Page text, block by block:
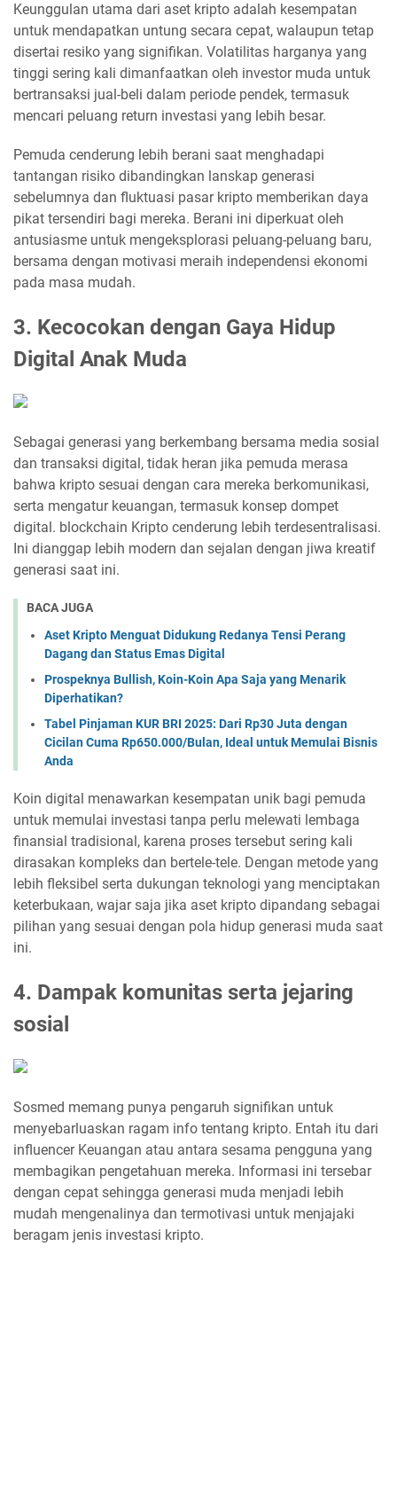
Keunggulan utama dari aset kripto adalah kesempatan
untuk mendapatkan untung secara cepat, walaupun tetap
disertai resiko yang signifikan. Volatilitas harganya yang
tinggi sering kali dimanfaatkan oleh investor muda untuk
bertransaksi jual-beli dalam periode pendek, termasuk
mencari peluang return investasi yang lebih besar.
Pemuda cenderung lebih berani saat menghadapi
tantangan risiko dibandingkan lanskap generasi
sebelumnya dan fluktuasi pasar kripto memberikan daya
pikat tersendiri bagi mereka. Berani ini diperkuat oleh
antusiasme untuk mengeksplorasi peluang-peluang baru,
bersama dengan motivasi meraih independensi ekonomi
pada masa mudah.
3. Kecocokan dengan Gaya Hidup
Digital Anak Muda
Sebagai generasi yang berkembang bersama media sosial
dan transaksi digital, tidak heran jika pemuda merasa
bahwa kripto sesuai dengan cara mereka berkomunikasi,
serta mengatur keuangan, termasuk konsep dompet
digital. blockchain Kripto cenderung lebih terdesentralisasi.
Ini dianggap lebih modern dan sejalan dengan jiwa kreatif
generasi saat ini.
BACA JUGA
Aset Kripto Menguat Didukung Redanya Tensi Perang
Dagang dan Status Emas Digital
Prospeknya Bullish, Koin-Koin Apa Saja yang Menarik
Diperhatikan?
Tabel Pinjaman KUR BRI 2025: Dari Rp30 Juta dengan
Cicilan Cuma Rp650.000/Bulan, Ideal untuk Memulai Bisnis
Anda
Koin digital menawarkan kesempatan unik bagi pemuda
untuk memulai investasi tanpa perlu melewati lembaga
finansial tradisional, karena proses tersebut sering kali
dirasakan kompleks dan bertele-tele. Dengan metode yang
lebih fleksibel serta dukungan teknologi yang menciptakan
keterbukaan, wajar saja jika aset kripto dipandang sebagai
pilihan yang sesuai dengan pola hidup generasi muda saat
ini.
4. Dampak komunitas serta jejaring
sosial
Sosmed memang punya pengaruh signifikan untuk
menyebarluaskan ragam info tentang kripto. Entah itu dari
influencer Keuangan atau antara sesama pengguna yang
membagikan pengetahuan mereka. Informasi ini tersebar
dengan cepat sehingga generasi muda menjadi lebih
mudah mengenalinya dan termotivasi untuk menjajaki
beragam jenis investasi kripto.